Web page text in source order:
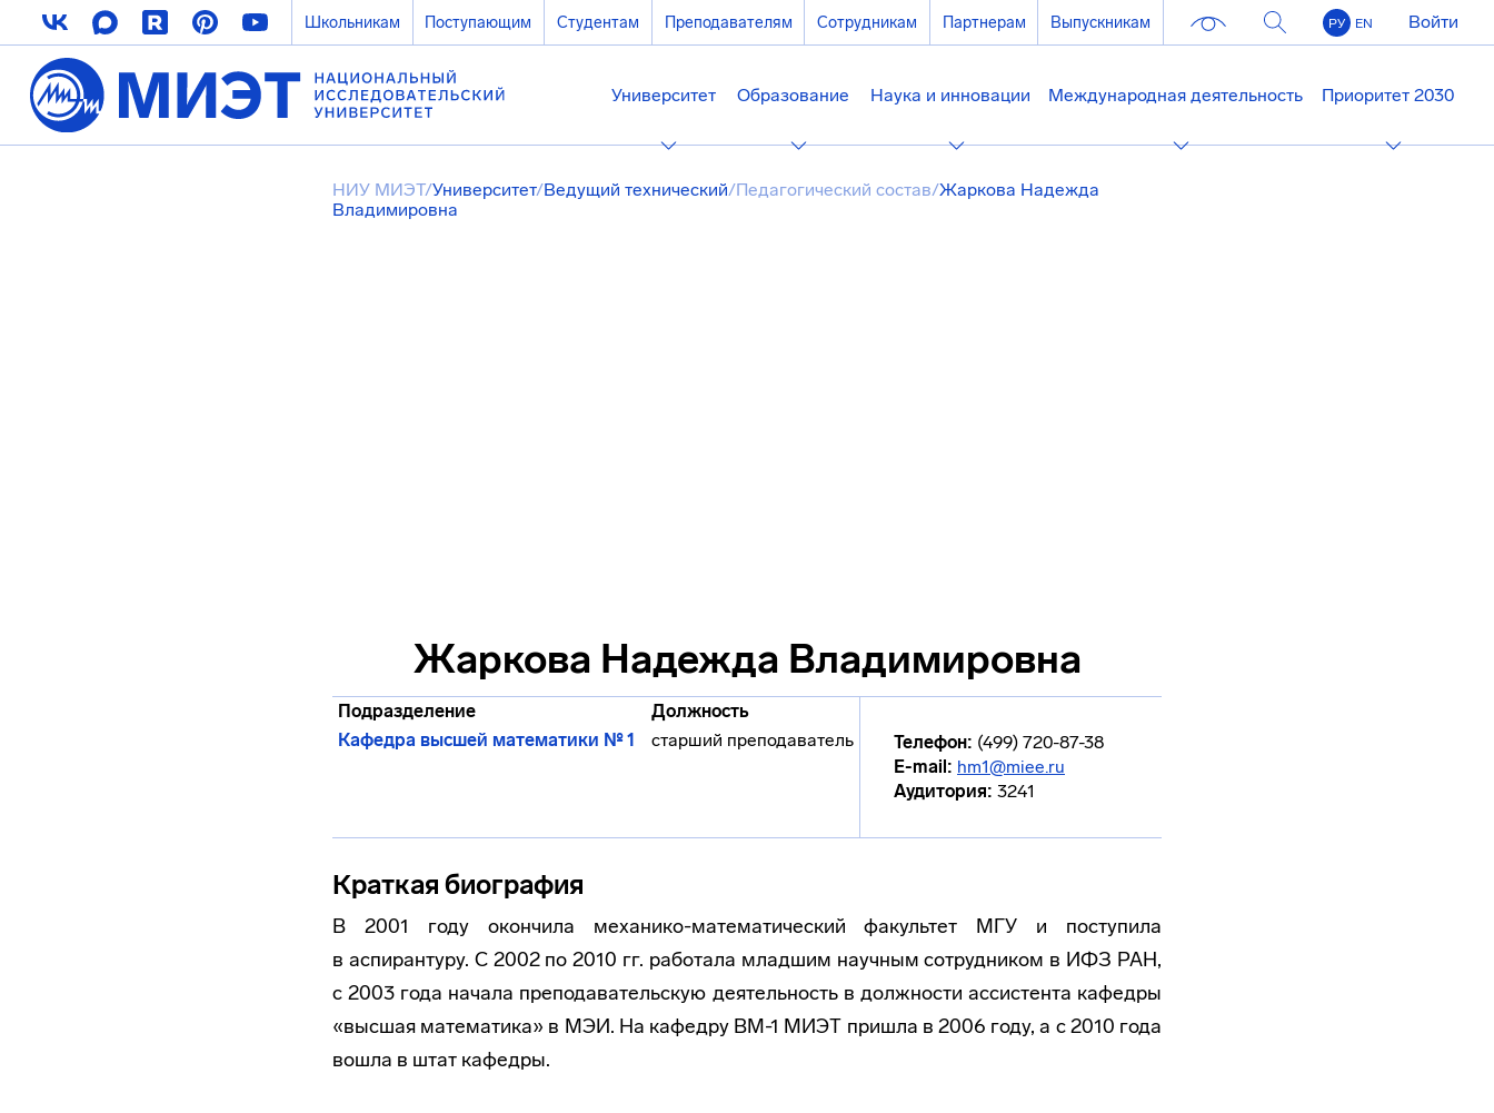
Школьникам Поступающим Студентам Преподавателям Сотрудникам Партнерам Выпускникам РУ EN Войти
Университет Образование Наука и инновации Международная деятельность Приоритет 2030
НИУ МИЭТ/Университет/Ведущий технический/Педагогический состав/Жаркова Надежда
Владимировна
Жаркова Надежда Владимировна
Подразделение
Должность
Кафедра высшей математики № 1
cтарший преподаватель Телефон: (499) 720-87-38
E-mail: hm1@miee.ru
Аудитория: 3241
Краткая биография
В 2001 году окончила механико-математический факультет МГУ и поступила
в аспирантуру. С 2002 по 2010 гг. работала младшим научным сотрудником в ИФЗ РАН,
с 2003 года начала преподавательскую деятельность в должности ассистента кафедры
«высшая математика» в МЭИ. На кафедру ВМ-1 МИЭТ пришла в 2006 году, а с 2010 года
вошла в штат кафедры.